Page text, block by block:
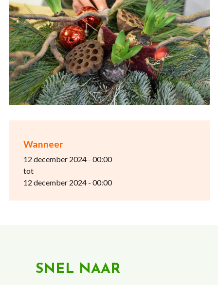
Wanneer
12 december 2024 - 00:00
tot
12 december 2024 - 00:00
SNEL NAAR